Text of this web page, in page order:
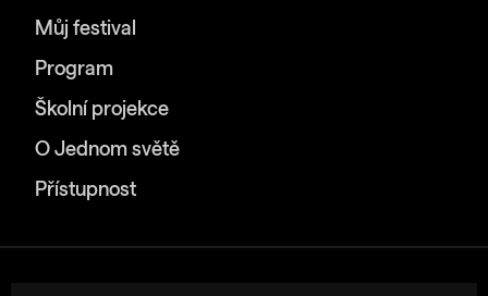
Můj festival
Program
Školní projekce
O Jednom světě
Přístupnost